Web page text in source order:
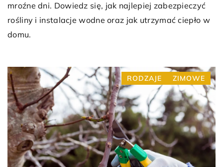
mroźne dni. Dowiedz się, jak najlepiej zabezpieczyć
rośliny i instalacje wodne oraz jak utrzymać ciepło w
domu.
RODZAJE ZIMOWE